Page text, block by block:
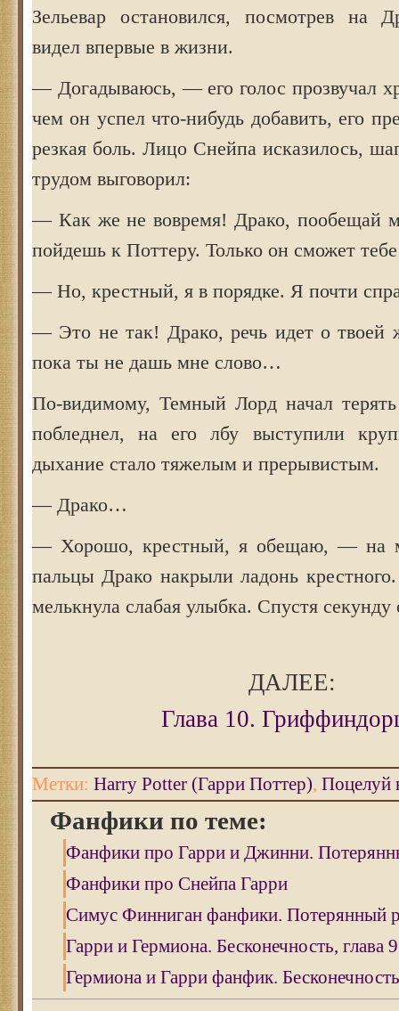
Зельевар остановился, посмотрев на
видел впервые в жизни.
— Догадываюсь, — его голос прозвучал
чем он успел что-нибудь добавить, его
резкая боль. Лицо Снейпа исказилось,
трудом выговорил:
— Как же не вовремя! Драко, пообещай
пойдешь к Поттеру. Только он сможет
— Но, крестный, я в порядке. Я почти
— Это не так! Драко, речь идет о твоей
пока ты не дашь мне слово…
По-видимому, Темный Лорд начал
побледнел, на его лбу выступили
дыхание стало тяжелым и прерывистым.
— Драко…
— Хорошо, крестный, я обещаю, — на
пальцы Драко накрыли ладонь
мелькнула слабая улыбка. Спустя секунду
ДАЛЕЕ:
Глава 10.
Метки: Harry Potter (Гарри Поттер), Поцелуй
Фанфики по теме:
Фанфики про Гарри и Джинни.
Фанфики про Снейпа Гарри
Симус Финниган фанфики. Потерянный
Гарри и Гермиона. Бесконечность, глава 9
Гермиона и Гарри фанфик.